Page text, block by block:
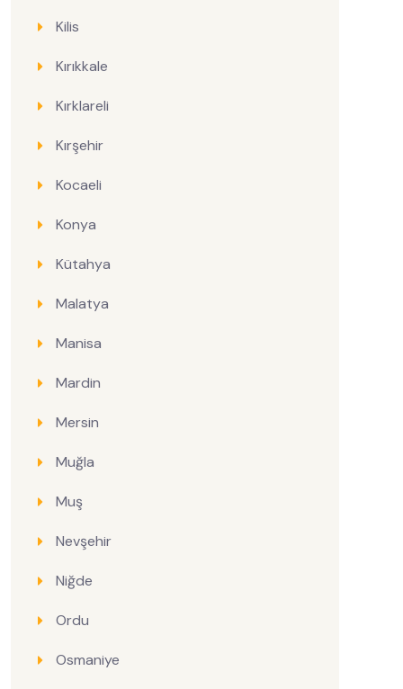
Kilis
Kırıkkale
Kırklareli
Kırşehir
Kocaeli
Konya
Kütahya
Malatya
Manisa
Mardin
Mersin
Muğla
Muş
Nevşehir
Niğde
Ordu
Osmaniye